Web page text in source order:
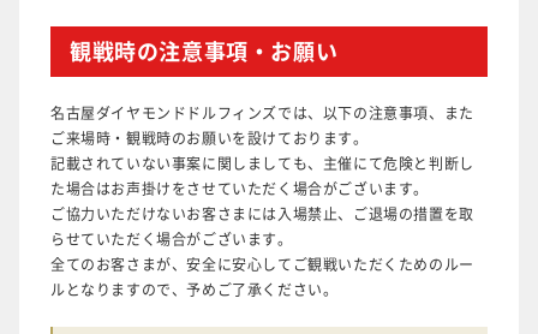
観戦時の注意事項・お願い
名古屋ダイヤモンドドルフィンズでは、以下の注意事項、また
ご来場時・観戦時のお願いを設けております。
記載されていない事案に関しましても、主催にて危険と判断し
た場合はお声掛けをさせていただく場合がございます。
ご協力いただけないお客さまには入場禁止、ご退場の措置を取
らせていただく場合がございます。
全てのお客さまが、安全に安心してご観戦いただくためのルー
ルとなりますので、予めご了承ください。